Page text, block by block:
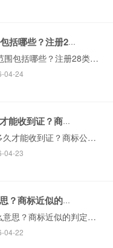
28类商标经营范围包括哪些？注册28类商标要多少钱？
28类商标经营范围包括哪些？注册28类商标要多少钱？众所周知，商标注册需要根据商标类别来的，商标分为商品商标与服务商标，其中第1-34类商标为商品···
04-24
商标公告期后多久才能收到证？商标公告的目的是什么？
商标公告期后多久才能收到证？商标公告的目的是什么？商标注册的时间周期比较长，大概需要一年的时间，而且还要经历两个公告期，分别是商标初审公告期和商标···
04-23
商标近似是什么意思？商标近似的判定的原则有哪些？
商标近似是什么意思？商标近似的判定的原则有哪些？所谓商标近似是商标法中的一个常见概念。指两个商标文字的字体、发音和含义，或图形的组成、颜色和外观相···
04-22